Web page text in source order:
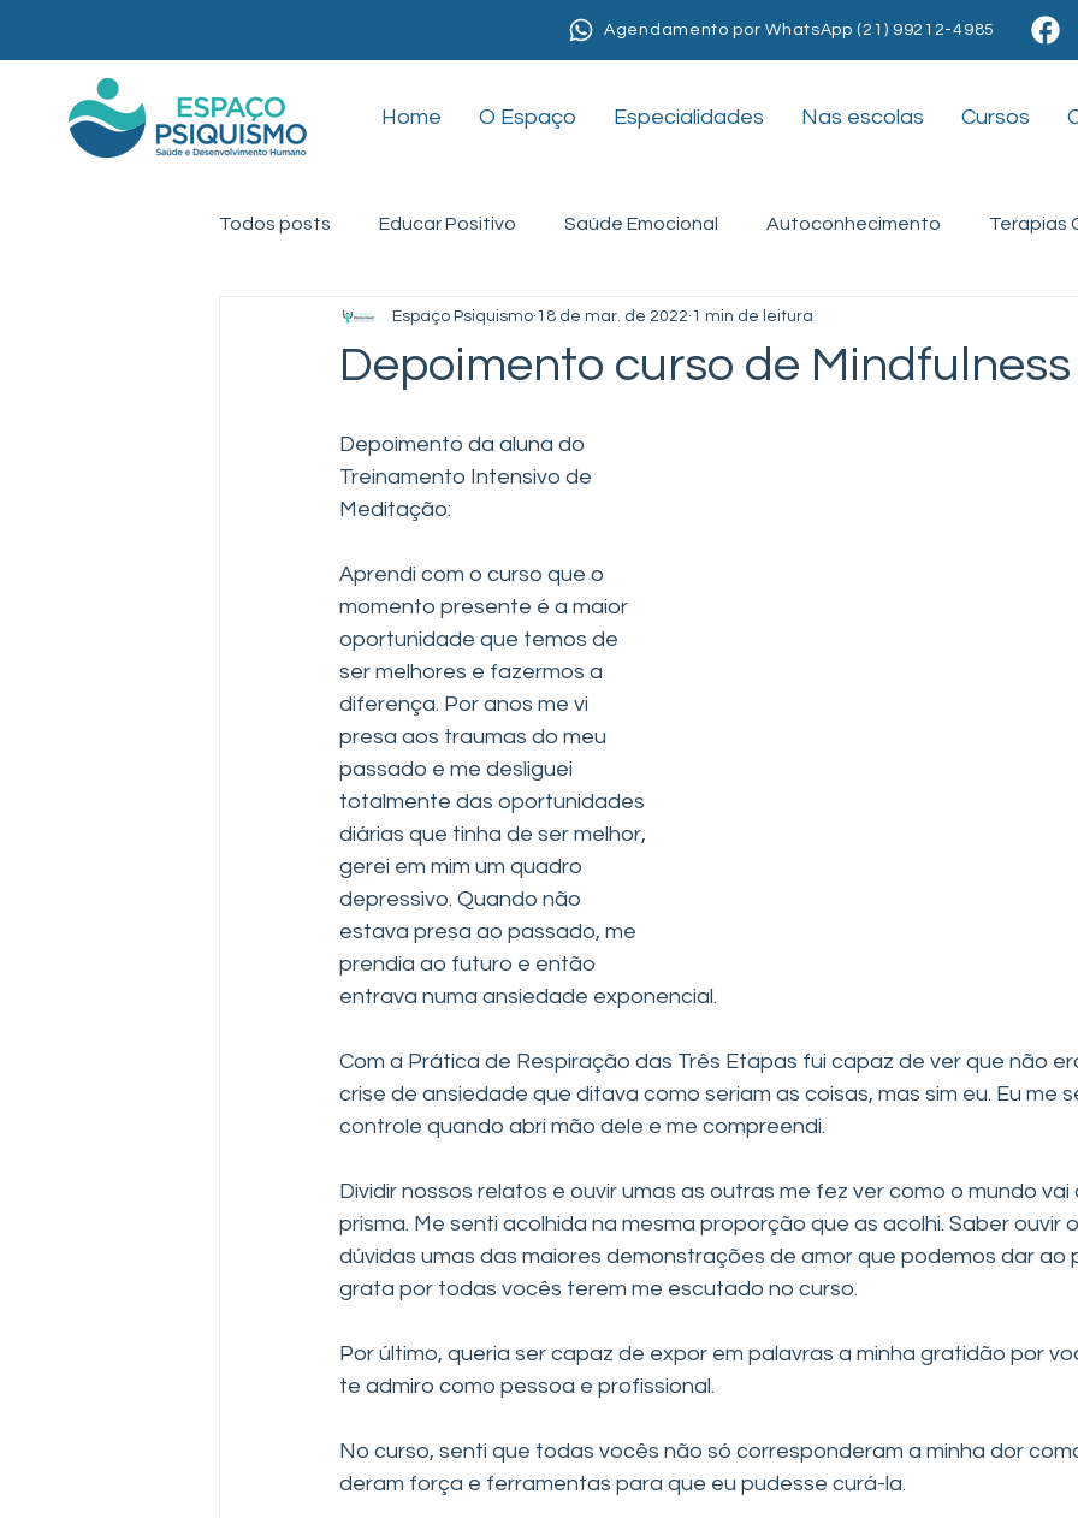
Agendamento por WhatsApp (21) 99212-4985
Home O Espaço Especialidades Nas escolas Cursos
Todos posts Educar Positivo Saúde Emocional Autoconhecimento Terapias
Mindfulness TEA Terapias Nas escolas Adolescentes
Depoimento curso de Mindfulness
Espaço Psiquismo 18 de mar. de 2022 1 min de leitura
Depoimento da aluna do
Treinamento Intensivo de
Meditação:
Aprendi com o curso que o
momento presente é a maior
oportunidade que temos de
ser melhores e fazermos a
diferença. Por anos me vi
presa aos traumas do meu
passado e me desliguei
totalmente das oportunidades
diárias que tinha de ser melhor,
gerei em mim um quadro
depressivo. Quando não
estava presa ao passado, me
prendia ao futuro e então
entrava numa ansiedade exponencial.
Com a Prática de Respiração das Três Etapas fui capaz de ver que não
crise de ansiedade que ditava como seriam as coisas, mas sim eu. Eu me
controle quando abri mão dele e me compreendi.
Dividir nossos relatos e ouvir umas as outras me fez ver como o mundo vai
prisma. Me senti acolhida na mesma proporção que as acolhi. Saber ouvir
dúvidas umas das maiores demonstrações de amor que podemos dar ao
grata por todas vocês terem me escutado no curso.
Por último, queria ser capaz de expor em palavras a minha gratidão por
te admiro como pessoa e profissional.
No curso, senti que todas vocês não só corresponderam a minha dor
deram força e ferramentas para que eu pudesse curá-la.